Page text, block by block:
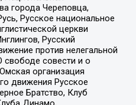
города Череповца,
Русское национальное
церкви
Русский
против нелегальной
свободе совести и о
организация
движения Русское
Братство, Клуб